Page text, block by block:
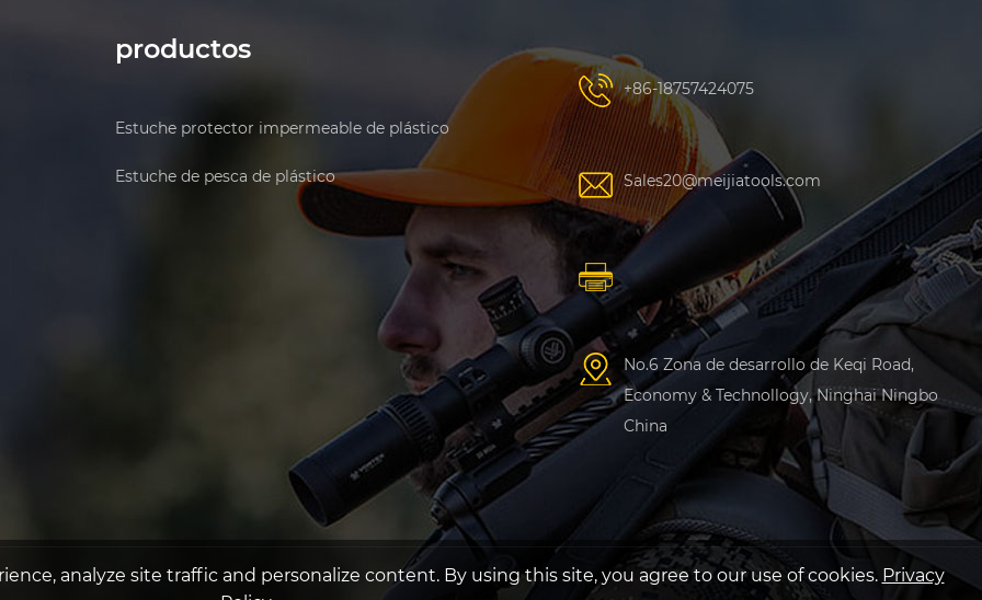
productos
Estuche protector impermeable de plástico
Estuche de pesca de plástico
+86-18757424075
Sales20@meijiatools.com
No.6 Zona de desarrollo de Keqi Road,
Economy & Technollogy, Ninghai Ningbo
China
analyze site traffic and personalize content. By using this site, you agree to our use of cookies. Privacy